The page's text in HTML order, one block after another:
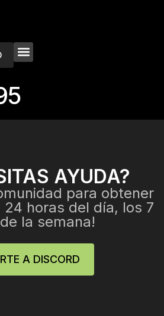
AYUDA?
para obtener
horas del día, los 7
la semana!
A DISCORD